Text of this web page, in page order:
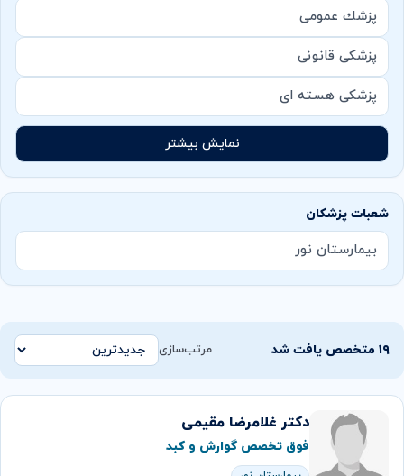
پزشك عمومی
پزشکی قانونی
پزشکی هسته ای
نمایش بیشتر
شعبات پزشکان
بیمارستان نور
۱۹ متخصص یافت شد مرتب‌سازی
دکتر غلامرضا مقیمی
فوق تخصص گوارش و كبد